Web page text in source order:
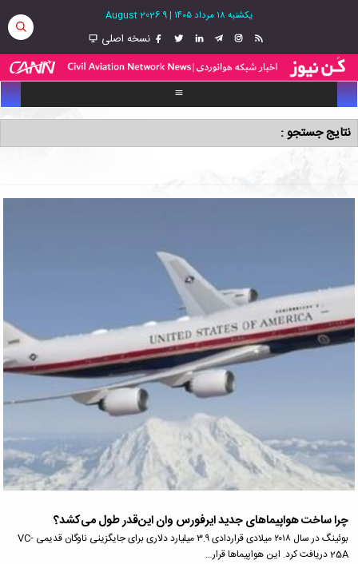
یکشنبه ۱۸ مرداد ۱۴۰۵ |
9 August 2026
نسخه اصلی
نتایج جستجو :
چرا ساخت هواپیماهای جدید ایرفورس وان این‌قدر طول می‌کشد؟
بوئینگ در سال ۲۰۱۸ میلادی قراردادی ۳.۹ میلیارد دلاری برای جایگزینی ناوگان قدیمی VC-
25A دریافت کرد. این هواپیماها قرار…